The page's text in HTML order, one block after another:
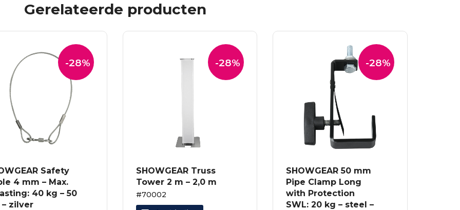
Gerelateerde producten
-28%
Safety
4 mm – Max.
40 kg – 50
– zilver
-28%
SHOWGEAR Truss
Tower 2 m – 2,0 m
#70002
-28%
SHOWGEAR 50 mm
Pipe Clamp Long
with Protection
SWL: 20 kg – steel –